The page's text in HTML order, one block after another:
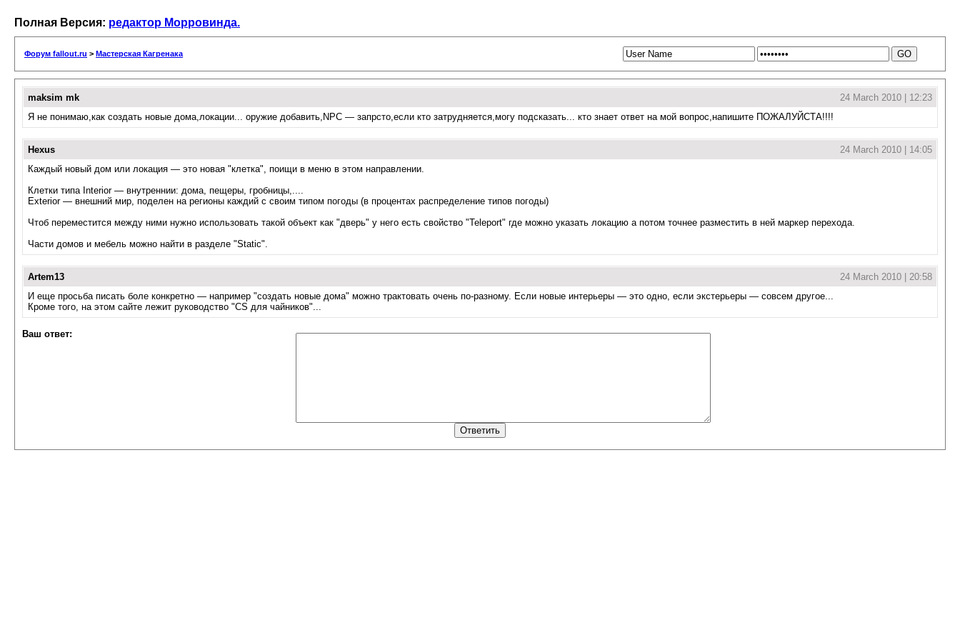
Полная Версия: редактор Морровинда.
Форум fallout.ru > Мастерская Кагренака
maksim mk
24 March 2010 | 12:23
Я не понимаю,как создать новые дома,локации... оружие добавить,NPC — запрсто,если кто затрудняется,могу подсказать... кто знает ответ на мой вопрос,напишите ПОЖАЛУЙСТА!!!!
Hexus
24 March 2010 | 14:05
Каждый новый дом или локация — это новая "клетка", поищи в меню в этом направлении.
Клетки типа Interior — внутреннии: дома, пещеры, гробницы,....
Exterior — внешний мир, поделен на регионы каждий с своим типом погоды (в процентах распределение типов погоды)
Чтоб переместится между ними нужно использовать такой объект как "дверь" у него есть свойство "Teleport" где можно указать локацию а потом точнее разместить в ней маркер перехода.
Части домов и мебель можно найти в разделе "Static".
Artem13
24 March 2010 | 20:58
И еще просьба писать боле конкретно — например "создать новые дома" можно трактовать очень по-разному. Если новые интерьеры — это одно, если экстерьеры — совсем другое...
Кроме того, на этом сайте лежит руководство "CS для чайников"...
Ваш ответ: